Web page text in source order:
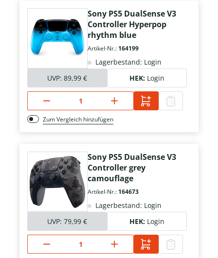
Sony PS5 DualSense V3
Controller Hyperpop
rhythm blue
Artikel-Nr.: 164199
Lagerbestand: Login
UVP: 89,99 € HEK: Login
Zum Vergleich hinzufügen
Sony PS5 DualSense V3
Controller grey
camouflage
Artikel-Nr.: 164673
Lagerbestand: Login
UVP: 79,99 € HEK: Login